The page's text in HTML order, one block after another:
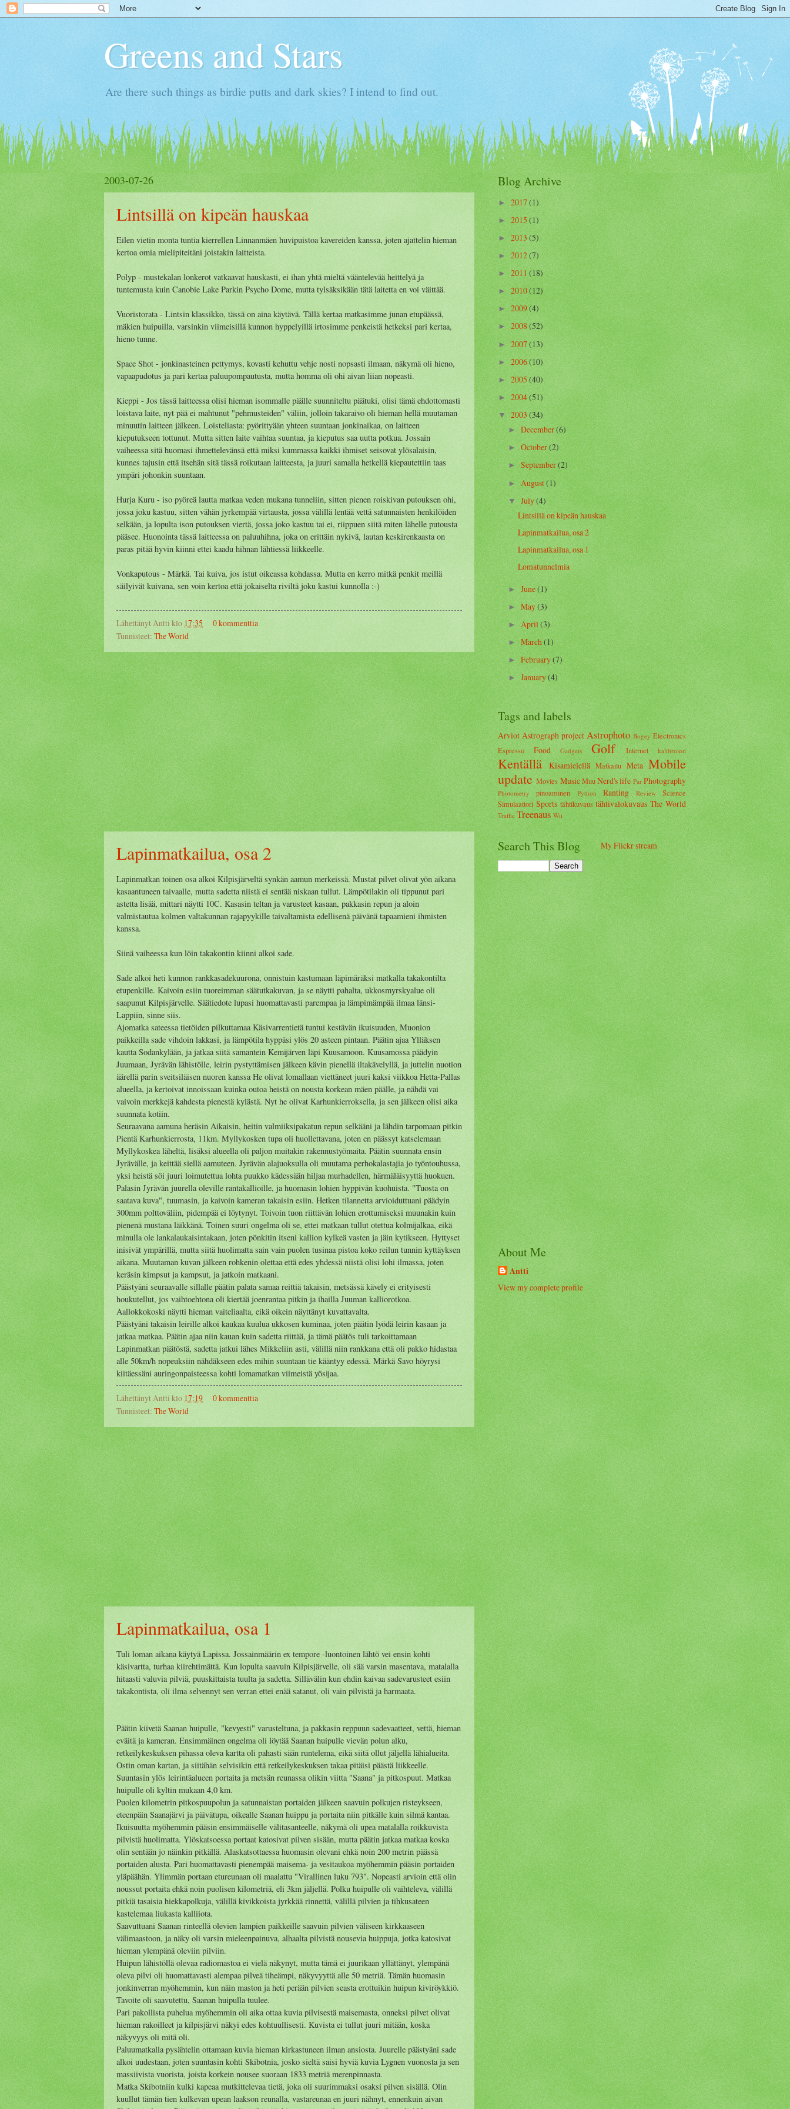
Greens and Stars
Are there such things as birdie putts and dark skies? I intend to find out.
2003-07-26
Lintsillä on kipeän hauskaa
Eilen vietin monta tuntia kierrellen Linnanmäen huvipuistoa kavereiden kanssa, joten ajattelin hieman
kertoa omia mielipiteitäni joistakin laitteista.
Polyp - mustekalan lonkerot vatkaavat hauskasti, ei ihan yhtä mieltä vääntelevää heittelyä ja
tuntemusta kuin Canobie Lake Parkin Psycho Dome, mutta tylsäksikään tätä laitetta en voi väittää.
Vuoristorata - Lintsin klassikko, tässä on aina käytävä. Tällä kertaa matkasimme junan etupäässä,
mäkien huipuilla, varsinkin viimeisillä kunnon hyppelyillä irtosimme penkeistä hetkeksi pari kertaa,
hieno tunne.
Space Shot - jonkinasteinen pettymys, kovasti kehuttu vehje nosti nopsasti ilmaan, näkymä oli hieno,
vapaapudotus ja pari kertaa paluupompautusta, mutta homma oli ohi aivan liian nopeasti.
Kieppi - Jos tässä laitteessa olisi hieman isommalle päälle suunniteltu päätuki, olisi tämä ehdottomasti
loistava laite, nyt pää ei mahtunut "pehmusteiden" väliin, jolloin takaraivo oli hieman hellä muutaman
minuutin laitteen jälkeen. Loisteliasta: pyörittyään yhteen suuntaan jonkinaikaa, on laitteen
kieputukseen tottunut. Mutta sitten laite vaihtaa suuntaa, ja kieputus saa uutta potkua. Jossain
vaiheessa sitä huomasi ihmettelevänsä että miksi kummassa kaikki ihmiset seisovat ylösalaisin,
kunnes tajusin että itsehän sitä tässä roikutaan laitteesta, ja juuri samalla hetkellä kiepautettiin taas
ympäri johonkin suuntaan.
Hurja Kuru - iso pyöreä lautta matkaa veden mukana tunneliin, sitten pienen roiskivan putouksen ohi,
jossa joku kastuu, sitten vähän jyrkempää virtausta, jossa välillä lentää vettä satunnaisten henkilöiden
selkään, ja lopulta ison putouksen viertä, jossa joko kastuu tai ei, riippuen siitä miten lähelle putousta
pääsee. Huonointa tässä laitteessa on paluuhihna, joka on erittäin nykivä, lautan keskirenkaasta on
paras pitää hyvin kiinni ettei kaadu hihnan lähtiessä liikkeelle.
Vonkaputous - Märkä. Tai kuiva, jos istut oikeassa kohdassa. Mutta en kerro mitkä penkit meillä
säilyivät kuivana, sen voin kertoa että jokaiselta riviltä joku kastui kunnolla :-)
Lähettänyt Antti klo 17:35
0 kommenttia
Tunnisteet: The World
Lapinmatkailua, osa 2
Lapinmatkan toinen osa alkoi Kilpisjärveltä synkän aamun merkeissä. Mustat pilvet olivat yön aikana
kasaantuneen taivaalle, mutta sadetta niistä ei sentää niskaan tullut. Lämpötilakin oli tippunut pari
astetta lisää, mittari näytti 10C. Kasasin teltan ja varusteet kasaan, pakkasin repun ja aloin
valmistautua kolmen valtakunnan rajapyykille taivaltamista edellisenä päivänä tapaamieni ihmisten
kanssa.
Siinä vaiheessa kun löin takakontin kiinni alkoi sade.
Sade alkoi heti kunnon rankkasadekuurona, onnistuin kastumaan läpimäräksi matkalla takakontilta
etupenkille. Kaivoin esiin tuoreimman säätutkakuvan, ja se näytti pahalta, ukkosmyrskyalue oli
saapunut Kilpisjärvelle. Säätiedote lupasi huomattavasti parempaa ja lämpimämpää ilmaa länsi-
Lappiin, sinne siis.
Ajomatka sateessa tietöiden pilkuttamaa Käsivarrentietä tuntui kestävän ikuisuuden, Muonion
paikkeilla sade vihdoin lakkasi, ja lämpötila hyppäsi ylös 20 asteen pintaan. Päätin ajaa Ylläksen
kautta Sodankylään, ja jatkaa siitä samantein Kemijärven läpi Kuusamoon. Kuusamossa päädyin
Juumaan, Jyrävän lähistölle, leirin pystyttämisen jälkeen kävin pienellä iltakävelyllä, ja juttelin nuotion
äärellä parin sveitsiläisen nuoren kanssa He olivat lomallaan viettäneet juuri kaksi viikkoa Hetta-Pallas
alueella, ja kertoivat innoissaan kuinka outoa heistä on nousta korkean mäen päälle, ja nähdä vai
vaivoin merkkejä kahdesta pienestä kylästä. Nyt he olivat Karhunkierroksella, ja sen jälkeen olisi aika
suunnata kotiin.
Seuraavana aamuna heräsin Aikaisin, heitin valmiiksipakatun repun selkääni ja lähdin tarpomaan pitkin
Pientä Karhunkierrosta, 11km. Myllykosken tupa oli huollettavana, joten en päässyt katselemaan
Myllykoskea läheltä, lisäksi alueella oli paljon muitakin rakennustyömaita. Päätin suunnata ensin
Jyrävälle, ja keittää siellä aamuteen. Jyrävän alajuoksulla oli muutama perhokalastajia jo työntouhussa,
yksi heistä söi juuri loimutettua lohta puukko kädessään hiljaa murhadellen, härmäläisyyttä huokuen.
Palasin Jyrävän juurella oleville rantakallioille, ja huomasin lohien hyppivän kuohuista. "Tuosta on
saatava kuva", tuumasin, ja kaivoin kameran takaisin esiin. Hetken tilannetta arvioiduttuani päädyin
300mm polttoväliin, pidempää ei löytynyt. Toivoin tuon riittävän lohien erottumiseksi muunakin kuin
pienenä mustana läikkänä. Toinen suuri ongelma oli se, ettei matkaan tullut otettua kolmijalkaa, eikä
minulla ole lankalaukaisintakaan, joten pönkitin itseni kallion kylkeä vasten ja jäin kytikseen. Hyttyset
inisivät ympärillä, mutta siitä huolimatta sain vain puolen tusinaa pistoa koko reilun tunnin kyttäyksen
aikana. Muutaman kuvan jälkeen rohkenin olettaa että edes yhdessä niistä olisi lohi ilmassa, joten
keräsin kimpsut ja kampsut, ja jatkoin matkaani.
Päästyäni seuraavalle sillalle päätin palata samaa reittiä takaisin, metsässä kävely ei erityisesti
houkutellut, jos vaihtoehtona oli kiertää joenrantaa pitkin ja ihailla Juuman kalliorotkoa.
Aallokkokoski näytti hieman vaiteliaalta, eikä oikein näyttänyt kuvattavalta.
Päästyäni takaisin leirille alkoi kaukaa kuulua ukkosen kuminaa, joten päätin lyödä leirin kasaan ja
jatkaa matkaa. Päätin ajaa niin kauan kuin sadetta riittää, ja tämä päätös tuli tarkoittamaan
Lapinmatkan päätöstä, sadetta jatkui lähes Mikkeliin asti, välillä niin rankkana että oli pakko hidastaa
alle 50km/h nopeuksiin nähdäkseen edes mihin suuntaan tie kääntyy edessä. Märkä Savo höyrysi
kiitäessäni auringonpaisteessa kohti lomamatkan viimeistä yösijaa.
Lähettänyt Antti klo 17:19
0 kommenttia
Tunnisteet: The World
Lapinmatkailua, osa 1
Tuli loman aikana käytyä Lapissa. Jossainmäärin ex tempore -luontoinen lähtö vei ensin kohti
käsivartta, turhaa kiirehtimättä. Kun lopulta saavuin Kilpisjärvelle, oli sää varsin masentava, matalalla
hitaasti valuvia pilviä, puuskittaista tuulta ja sadetta. Sillävälin kun ehdin kaivaa sadevarusteet esiin
takakontista, oli ilma selvennyt sen verran ettei enää satanut, oli vain pilvistä ja harmaata.
Päätin kiivetä Saanan huipulle, "kevyesti" varusteltuna, ja pakkasin reppuun sadevaatteet, vettä, hieman
eväitä ja kameran. Ensimmäinen ongelma oli löytää Saanan huipulle vievän polun alku,
retkeilykeskuksen pihassa oleva kartta oli pahasti sään runtelema, eikä siitä ollut jäljellä lähialueita.
Ostin oman kartan, ja siitähän selvisikin että retkeilykeskuksen takaa pitäisi päästä liikkeelle.
Suuntasin ylös leirintäalueen portaita ja metsän reunassa olikin viitta "Saana" ja pitkospuut. Matkaa
huipulle oli kyltin mukaan 4,0 km.
Puolen kilometrin pitkospuupolun ja satunnaistan portaiden jälkeen saavuin polkujen risteykseen,
eteenpäin Saanajärvi ja päivätupa, oikealle Saanan huippu ja portaita niin pitkälle kuin silmä kantaa.
Ikuisuutta myöhemmin pääsin ensimmäiselle välitasanteelle, näkymä oli upea matalalla roikkuvista
pilvistä huolimatta. Ylöskatsoessa portaat katosivat pilven sisään, mutta päätin jatkaa matkaa koska
olin sentään jo näinkin pitkällä. Alaskatsottaessa huomasin olevani ehkä noin 200 metrin päässä
portaiden alusta. Pari huomattavasti pienempää maisema- ja vesitaukoa myöhemmin pääsin portaiden
yläpäähän. Ylimmän portaan etureunaan oli maalattu "Virallinen luku 793". Nopeasti arvioin että olin
noussut portaita ehkä noin puolisen kilometriä, eli 3km jäljellä. Polku huipulle oli vaihteleva, välillä
pitkiä tasaisia hiekkapolkuja, välillä kivikkoista jyrkkää rinnettä, välillä pilvien ja tihkusateen
kastelemaa liukasta kalliiota.
Saavuttuani Saanan rinteellä olevien lampien paikkeille saavuin pilvien väliseen kirkkaaseen
välimaastoon, ja näky oli varsin mieleenpainuva, alhaalta pilvistä nousevia huippuja, jotka katosivat
hieman ylempänä oleviin pilviin.
Huipun lähistöllä olevaa radiomastoa ei vielä näkynyt, mutta tämä ei juurikaan yllättänyt, ylempänä
oleva pilvi oli huomattavasti alempaa pilveä tiheämpi, näkyvyyttä alle 50 metriä. Tämän huomasin
jonkinverran myöhemmin, kun näin maston ja heti perään pilvien seasta erottuikin huipun kiviröykkiö.
Tavoite oli saavutettu, Saanan huipulla tuulee.
Pari pakollista puhelua myöhemmin oli aika ottaa kuvia pilvisestä maisemasta, onneksi pilvet olivat
hieman rakoilleet ja kilpisjärvi näkyi edes kohtuullisesti. Kuvista ei tullut juuri mitään, koska
näkyvyys oli mitä oli.
Paluumatkalla pysähtelin ottamaan kuvia hieman kirkastuneen ilman ansiosta. Juurelle päästyäni sade
alkoi uudestaan, joten suuntasin kohti Skibotnia, josko sieltä saisi hyviä kuvia Lygnen vuonosta ja sen
massiivista vuorista, joista korkein nousee suoraan 1833 metriä merenpinnasta.
Matka Skibotniin kulki kapeaa mutkittelevaa tietä, joka oli suurimmaksi osaksi pilven sisällä. Olin
kuullut tämän tien kulkevan upean laakson reunalla, vastareunaa en juuri nähnyt, ennenkuin aivan
Blog Archive
►2017(1)
►2015(1)
►2013(5)
►2012(7)
►2011(18)
►2010(12)
►2009(4)
►2008(52)
►2007(13)
►2006(10)
►2005(40)
►2004(51)
▼2003(34)
►December(6)
►October(2)
►September(2)
►August(1)
▼July(4)
Lintsillä on kipeän hauskaa
Lapinmatkailua, osa 2
Lapinmatkailua, osa 1
Lomatunnelmia
►June(1)
►May(3)
►April(3)
►March(1)
►February(7)
►January(4)
Tags and labels
Arviot Astrograph project Astrophoto Bogey Electronics
Espresso
Food Gadgets Golf Internet kalibrointi
Kentällä Kisamielellä Matkailu Meta Mobile
update Movies Music Muu Nerd's life Par Photography
Photometry pinoaminen Python Ranting Review
Science
Simulaattori Sports tähtikuvaus tähtivalokuvaus The World
Traffic Treenaus Wii
Search This Blog My Flickr stream
About Me
Antti
View my complete profile